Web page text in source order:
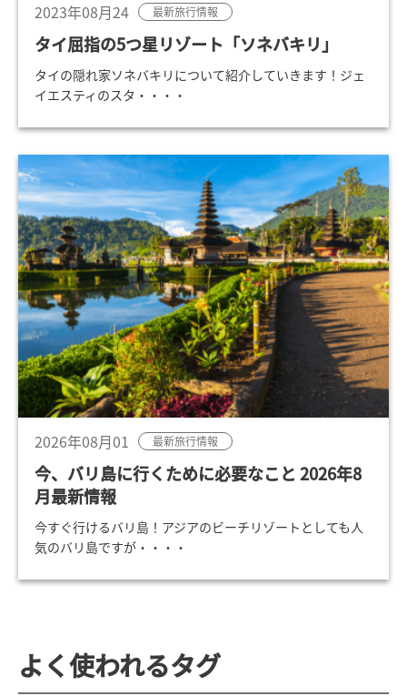
2023年08月24 最新旅行情報
タイ屈指の5つ星リゾート「ソネバキリ」
タイの隠れ家ソネバキリについて紹介していきます！ジェ
イエスティのスタ・・・・
2026年08月01 最新旅行情報
今、バリ島に行くために必要なこと 2026年8
月最新情報
今すぐ行けるバリ島！アジアのビーチリゾートとしても人
気のバリ島ですが・・・・
よく使われるタグ